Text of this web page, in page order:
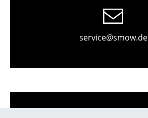
... alle Aufbewahrungsmöbel
service@smow.de